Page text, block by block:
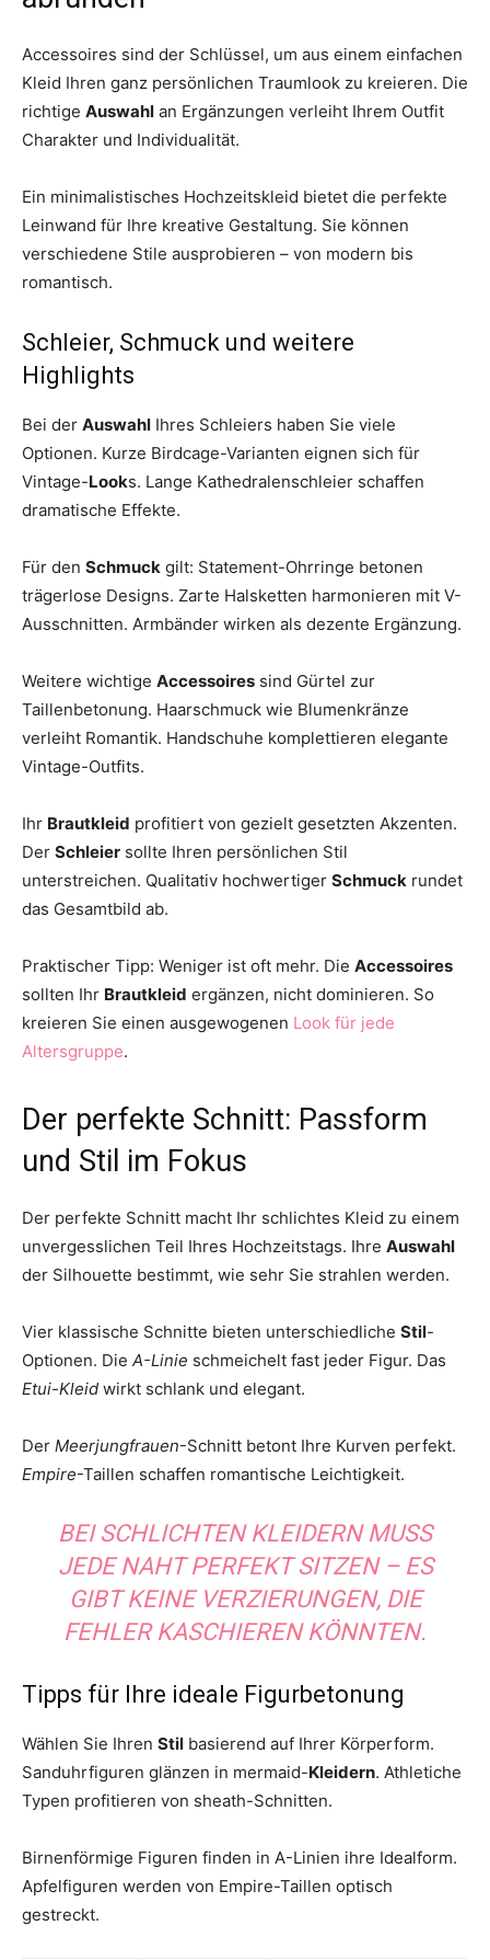
Accessoires sind der Schlüssel, um aus einem einfachen
Kleid Ihren ganz persönlichen Traumlook zu kreieren. Die
richtige Auswahl an Ergänzungen verleiht Ihrem Outfit
Charakter und Individualität.
Ein minimalistisches Hochzeitskleid bietet die perfekte
Leinwand für Ihre kreative Gestaltung. Sie können
verschiedene Stile ausprobieren – von modern bis
romantisch.
Schleier, Schmuck und weitere
Highlights
Bei der Auswahl Ihres Schleiers haben Sie viele
Optionen. Kurze Birdcage-Varianten eignen sich für
Vintage-Looks. Lange Kathedralenschleier schaffen
dramatische Effekte.
Für den Schmuck gilt: Statement-Ohrringe betonen
trägerlose Designs. Zarte Halsketten harmonieren mit V-
Ausschnitten. Armbänder wirken als dezente Ergänzung.
Weitere wichtige Accessoires sind Gürtel zur
Taillenbetonung. Haarschmuck wie Blumenkränze
verleiht Romantik. Handschuhe komplettieren elegante
Vintage-Outfits.
Ihr Brautkleid profitiert von gezielt gesetzten Akzenten.
Der Schleier sollte Ihren persönlichen Stil
unterstreichen. Qualitativ hochwertiger Schmuck rundet
das Gesamtbild ab.
Praktischer Tipp: Weniger ist oft mehr. Die Accessoires
sollten Ihr Brautkleid ergänzen, nicht dominieren. So
kreieren Sie einen ausgewogenen Look für jede
Altersgruppe.
Der perfekte Schnitt: Passform
und Stil im Fokus
Der perfekte Schnitt macht Ihr schlichtes Kleid zu einem
unvergesslichen Teil Ihres Hochzeitstags. Ihre Auswahl
der Silhouette bestimmt, wie sehr Sie strahlen werden.
Vier klassische Schnitte bieten unterschiedliche Stil-
Optionen. Die A-Linie schmeichelt fast jeder Figur. Das
Etui-Kleid wirkt schlank und elegant.
Der Meerjungfrauen-Schnitt betont Ihre Kurven perfekt.
Empire-Taillen schaffen romantische Leichtigkeit.
BEI SCHLICHTEN KLEIDERN MUSS
JEDE NAHT PERFEKT SITZEN – ES
GIBT KEINE VERZIERUNGEN, DIE
FEHLER KASCHIEREN KÖNNTEN.
Tipps für Ihre ideale Figurbetonung
Wählen Sie Ihren Stil basierend auf Ihrer Körperform.
Sanduhrfiguren glänzen in mermaid-Kleidern. Athletiche
Typen profitieren von sheath-Schnitten.
Birnenförmige Figuren finden in A-Linien ihre Idealform.
Apfelfiguren werden von Empire-Taillen optisch
gestreckt.